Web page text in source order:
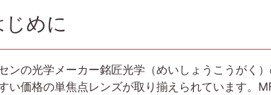
じめに
ンの光学メーカー銘匠光学（めいしょうこうがく
い価格の単焦点レンズが取り揃えられています。